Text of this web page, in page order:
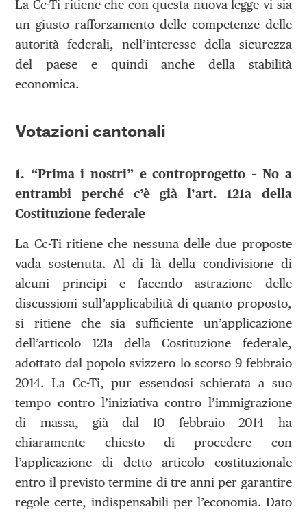
La Cc-Ti ritiene che con questa nuova legge vi sia
un giusto rafforzamento delle competenze delle
autorità federali, nell’interesse della sicurezza
del paese e quindi anche della stabilità
economica.
Votazioni cantonali
1. “Prima i nostri” e controprogetto – No a
entrambi perché c’è già l’art. 121a della
Costituzione federale
La Cc-Ti ritiene che nessuna delle due proposte
vada sostenuta. Al di là della condivisione di
alcuni principi e facendo astrazione delle
discussioni sull’applicabilità di quanto proposto,
si ritiene che sia sufficiente un’applicazione
dell’articolo 121a della Costituzione federale,
adottato dal popolo svizzero lo scorso 9 febbraio
2014. La Cc-Ti, pur essendosi schierata a suo
tempo contro l’iniziativa contro l’immigrazione
di massa, già dal 10 febbraio 2014 ha
chiaramente chiesto di procedere con
l’applicazione di detto articolo costituzionale
entro il previsto termine di tre anni per garantire
regole certe, indispensabili per l’economia. Dato